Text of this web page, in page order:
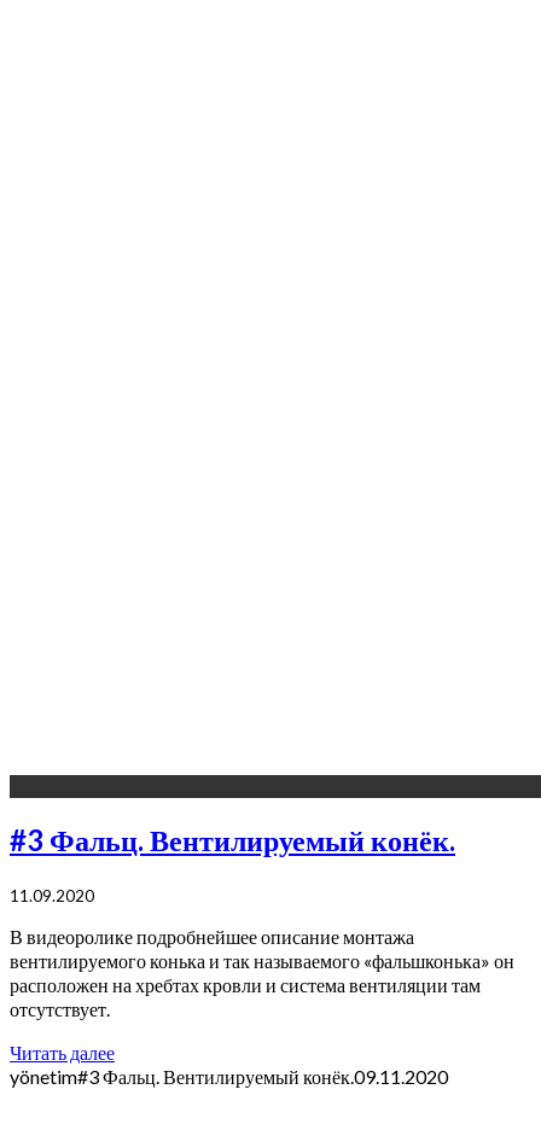
#3 Фальц. Вентилируемый конёк.
11.09.2020
В видеоролике подробнейшее описание монтажа
вентилируемого конька и так называемого «фальшконька» он
расположен на хребтах кровли и система вентиляции там
отсутствует.
Читать далее
yönetim#3 Фальц. Вентилируемый конёк.09.11.2020